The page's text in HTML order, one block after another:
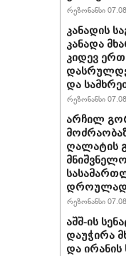
რეზონანსი
კანადის
კანადა
კიდევ
და
რეზონანსი
არჩილ
ღალატის
დროულად
რეზონანსი
აშშ-ის
დაუჭირა
და ირანის